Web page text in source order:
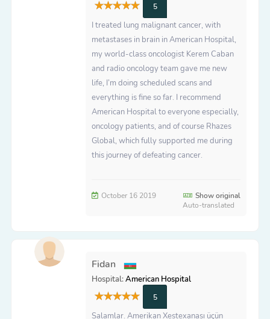
5
I treated lung malignant cancer, with
metastases in brain in American Hospital,
my world-class oncologist Kerem Caban
and radio oncology team gave me new
life, I’m doing scheduled scans and
everything is fine so far. I recommend
American Hospital to everyone especially,
oncology patients, and of course Rhazes
Global, which fully supported me during
this journey of defeating cancer.
October 16 2019
Show original
Auto-translated
Fidan
Hospital:American Hospital
5
Salamlar. Amerikan Xestexanası üçün